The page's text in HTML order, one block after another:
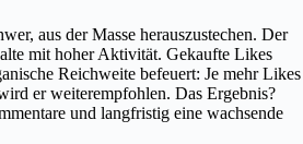
aus der Masse herauszustechen. Der
mit hoher Aktivität. Gekaufte Likes
Reichweite befeuert: Je mehr Likes
er weiterempfohlen. Das Ergebnis?
und langfristig eine wachsende